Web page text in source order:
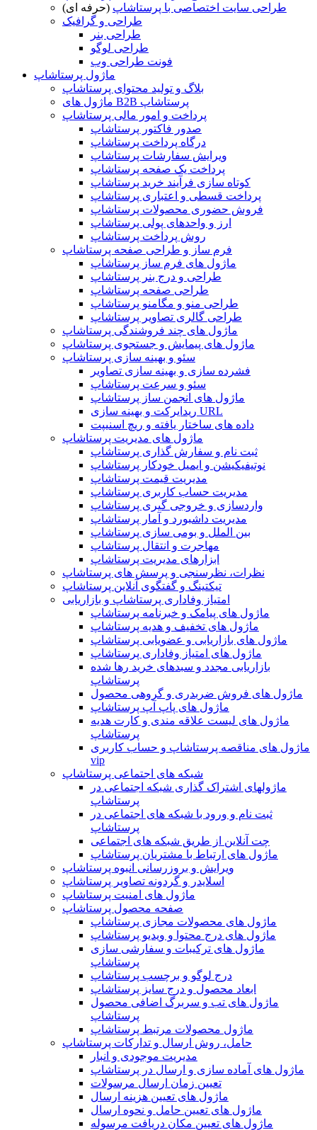
طراحی سایت اختصاصی با پرستاشاپ (حرفه ای)
طراحی و گرافیک
طراحی بنر
طراحی لوگو
فونت طراحی وب
ماژول پرستاشاپ
بلاگ و تولید محتوای پرستاشاپ
ماژول های B2B پرستاشاپ
پرداخت و امور مالی پرستاشاپ
صدور فاکتور پرستاشاپ
درگاه پرداخت پرستاشاپ
ویرایش سفارشات پرستاشاپ
پرداخت یک صفحه پرستاشاپ
کوتاه سازی فرآیند خرید پرستاشاپ
پرداخت قسطی و اعتباری پرستاشاپ
فروش حضوری محصولات پرستاشاپ
ارز و واحدهای پولی پرستاشاپ
روش پرداخت پرستاشاپ
فرم ساز و طراحی صفحه پرستاشاپ
ماژول های فرم ساز پرستاشاپ
طراحی و درج بنر پرستاشاپ
طراحی صفحه پرستاشاپ
طراحی منو و مگامنو پرستاشاپ
طراحی گالری تصاویر پرستاشاپ
ماژول های چند فروشندگی پرستاشاپ
ماژول های پیمایش و جستجوی پرستاشاپ
سئو و بهینه سازی پرستاشاپ
فشرده سازی و بهینه سازی تصاویر
سئو و سرعت پرستاشاپ
ماژول های انجمن ساز پرستاشاپ
ریدایرکت و بهینه سازی URL
داده های ساختار یافته و ریچ اسنیپت
ماژول های مدیریت پرستاشاپ
ثبت نام و سفارش گذاری پرستاشاپ
نوتیفیکیشن و ایمیل خودکار پرستاشاپ
مدیریت قیمت پرستاشاپ
مدیریت حساب کاربری پرستاشاپ
واردسازی و خروجی گیری پرستاشاپ
مدیریت داشبورد و آمار پرستاشاپ
بین الملل و بومی سازی پرستاشاپ
مهاجرت و انتقال پرستاشاپ
ابزارهای مدیریت پرستاشاپ
نظرات، نظرسنجی و پرسش های پرستاشاپ
تیکتینگ و گفتگوی آنلاین پرستاشاپ
امتیاز وفاداری پرستاشاپ و بازاریابی
ماژول های پیامک و خبرنامه پرستاشاپ
ماژول های تخفیف و هدیه پرستاشاپ
ماژول های بازاریابی و عضویابی پرستاشاپ
ماژول های امتیاز وفاداری پرستاشاپ
بازاریابی مجدد و سبدهای خرید رها شده
پرستاشاپ
ماژول های فروش ضربدری و گروهی محصول
ماژول های پاپ آپ پرستاشاپ
ماژول های لیست علاقه مندی و کارت هدیه
پرستاشاپ
ماژول های مناقصه پرستاشاپ و حساب کاربری
vip
شبکه های اجتماعی پرستاشاپ
ماژولهای اشتراک‌ گذاری شبکه اجتماعی در
پرستاشاپ
ثبت نام و ورود با شبکه های اجتماعی در
پرستاشاپ
چت آنلاین از طریق شبکه های اجتماعی
ماژول های ارتباط با مشتریان پرستاشاپ
ویرایش و بروزرسانی انبوه پرستاشاپ
اسلایدر و گردونه تصاویر پرستاشاپ
ماژول های امنیت پرستاشاپ
صفحه محصول پرستاشاپ
ماژول های محصولات مجازی پرستاشاپ
ماژول های درج محتوا و ویدیو پرستاشاپ
ماژول های ترکیبات و سفارشی سازی
پرستاشاپ
درج لوگو و برچسب پرستاشاپ
ابعاد محصول و درج سایز پرستاشاپ
ماژول های تب و سربرگ اضافی محصول
پرستاشاپ
ماژول محصولات مرتبط پرستاشاپ
حامل، روش ارسال و تدارکات پرستاشاپ
مدیریت موجودی و انبار
ماژول های آماده سازی و ارسال در پرستاشاپ
تعیین زمان ارسال مرسولات
ماژول های تعیین هزینه ارسال
ماژول های تعیین حامل و نحوه ارسال
ماژول های تعیین مکان دریافت مرسوله